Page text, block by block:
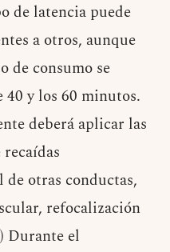
de latencia puede
a otros, aunque
de consumo se
40 y los 60 minutos.
deberá aplicar las
otras conductas,
refocalización
Durante el